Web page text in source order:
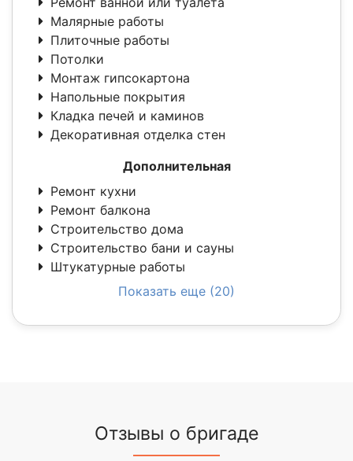
Малярные работы
Плиточные работы
Потолки
Монтаж гипсокартона
Напольные покрытия
Кладка печей и каминов
Декоративная отделка стен
Дополнительная
Ремонт кухни
Ремонт балкона
Строительство дома
Строительство бани и сауны
Штукатурные работы
Показать еще (20)
Отзывы о бригаде